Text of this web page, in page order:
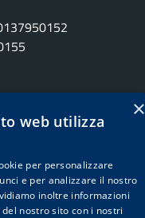
×
web utilizza
per personalizzare
e per analizzare il nostro
inoltre informazioni
nostro sito con i nostri